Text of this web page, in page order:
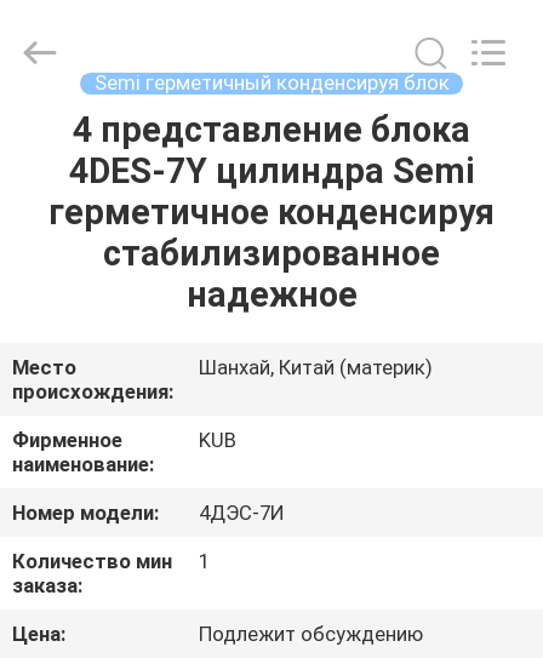
ДОМ
ПРОДУКТЫ
ШОУ
О
НАС
ПУТЕШЕСТВИЕ
ФАБРИКИ
Ltd..
Semi герметичный конденсируя блок
4 представление блока
4DES-7Y цилиндра Semi
герметичное конденсируя
стабилизированное
надежное
Место
происхождения:
Шанхай, Китай (материк)
Фирменное
наименование:
KUB
Номер модели:
4ДЭС-7И
Количество мин
заказа:
1
Цена:
Подлежит обсуждению